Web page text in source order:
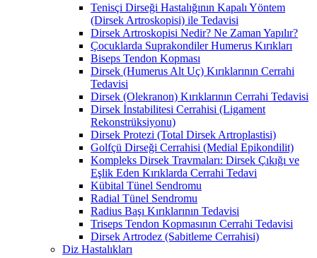
Tenisçi Dirseği Hastalığının Kapalı Yöntem
(Dirsek Artroskopisi) ile Tedavisi
Dirsek Artroskopisi Nedir? Ne Zaman Yapılır?
Çocuklarda Suprakondiler Humerus Kırıkları
Biseps Tendon Kopması
Dirsek (Humerus Alt Uç) Kırıklarının Cerrahi
Tedavisi
Dirsek (Olekranon) Kırıklarının Cerrahi Tedavisi
Dirsek İnstabilitesi Cerrahisi (Ligament
Rekonstrüksiyonu)
Dirsek Protezi (Total Dirsek Artroplastisi)
Golfçü Dirseği Cerrahisi (Medial Epikondilit)
Kompleks Dirsek Travmaları: Dirsek Çıkığı ve
Eşlik Eden Kırıklarda Cerrahi Tedavi
Kübital Tünel Sendromu
Radial Tünel Sendromu
Radius Başı Kırıklarının Tedavisi
Triseps Tendon Kopmasının Cerrahi Tedavisi
Dirsek Artrodez (Sabitleme Cerrahisi)
Diz Hastalıkları